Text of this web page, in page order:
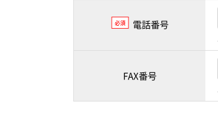
必須
電話番号
FAX番号